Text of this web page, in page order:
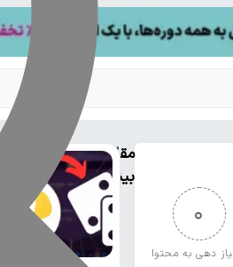
0
دهی به محتوا
مقالات
بیشتر